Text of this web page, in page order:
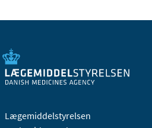
Lægemiddelstyrelsen